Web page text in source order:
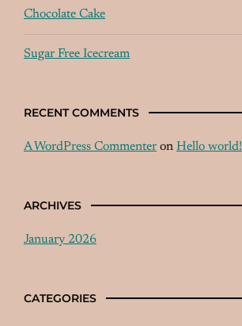
Chocolate Cake
Sugar Free Icecream
RECENT COMMENTS
A WordPress Commenter on Hello world!
ARCHIVES
January 2026
CATEGORIES